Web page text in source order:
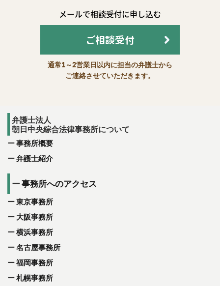
メールで相談受付に申し込む
ご相談受付
通常1～2営業日以内に担当の弁護士から
ご連絡させていただきます。
弁護士法人
朝日中央綜合法律事務所について
事務所概要
弁護士紹介
事務所へのアクセス
東京事務所
大阪事務所
横浜事務所
名古屋事務所
福岡事務所
札幌事務所